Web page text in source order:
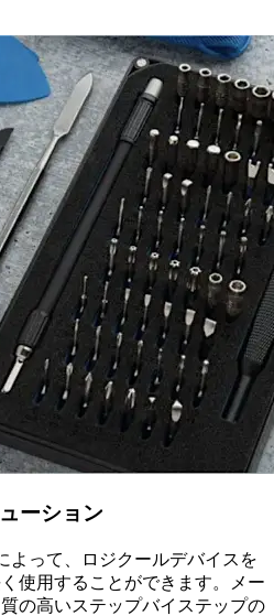
ーション
よって、ロジクールデバイスを
使用することができます。メー
の高いステップバイステップの